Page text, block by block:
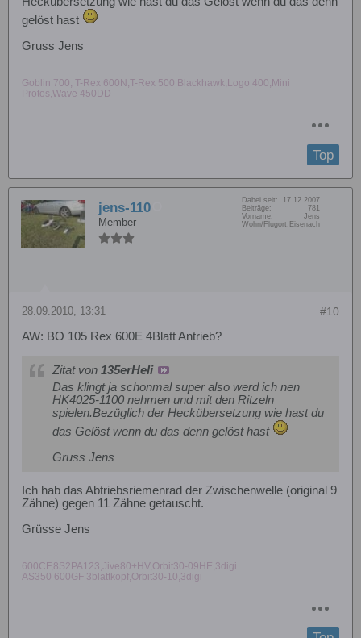
gelöst hast
Gruss Jens
Goblin 700, T-Rex 600N,T-Rex 500 Blackhawk,Logo 400,Mini
Protos,Wave 450DD
Top
jens-110
Member
Dabei seit:
17.12.2007
Beiträge:
781
Vorname:
Jens
Wohn/Flugort: Eisenach
#10
28.09.2010, 13:31
AW: BO 105 Rex 600E 4Blatt Antrieb?
Zitat von 135erHeli
Das klingt ja schonmal super also werd ich nen
HK4025-1100 nehmen und mit den Ritzeln
spielen.Bezüglich der Heckübersetzung wie hast du
das Gelöst wenn du das denn gelöst hast
Gruss Jens
Ich hab das Abtriebsriemenrad der Zwischenwelle (original 9
Zähne) gegen 11 Zähne getauscht.
Grüsse Jens
600CF,8S2PA123,Jive80+HV,Orbit30-09HE,3digi
AS350 600GF 3blattkopf,Orbit30-10,3digi